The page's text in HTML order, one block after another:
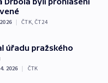
| ČTK ČT24
úřadu pražského
2026 | ČTK